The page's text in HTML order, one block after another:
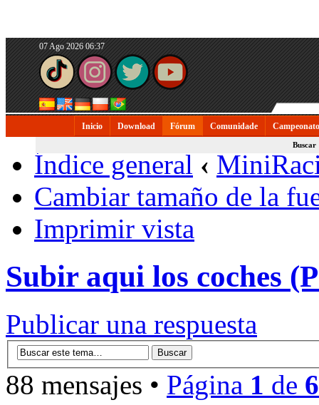
07 Ago 2026 06:37
Inicio Download Fórum Comunidade
Buscar
Índice general ‹
Cambiar tamaño de la
Imprimir vista
Subir aqui los coches
Publicar una respuesta
88 mensajes • Página 1 de 6